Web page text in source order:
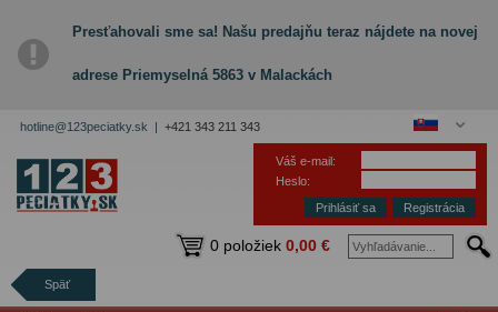
Presťahovali sme sa! Našu predajňu teraz nájdete na novej
adrese Priemyselná 5863 v Malackách
hotline@123peciatky.sk | +421 343 211 343
Váš e-mail:
Heslo:
Registrácia
0 položiek 0,00 €
Späť